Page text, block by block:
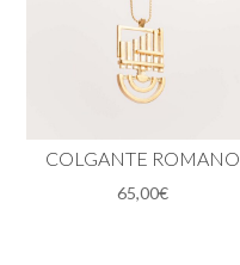
COLGANTE ROMANO
65,00€